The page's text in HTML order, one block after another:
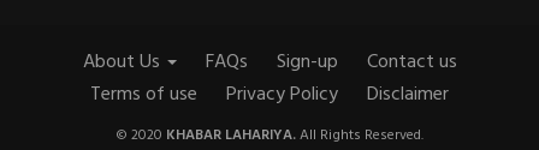
About Us FAQs Sign-up
Contact us
Terms of use
Privacy Policy Disclaimer
© 2020 KHABAR LAHARIYA.All Rights Reserved.